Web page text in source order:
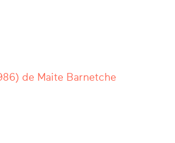
de Maite Barnetche